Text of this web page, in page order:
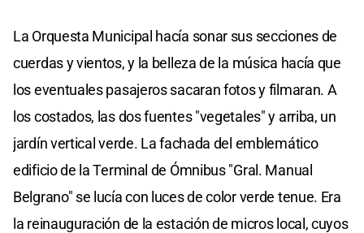
La Orquesta Municipal hacía sonar sus secciones de
cuerdas y vientos, y la belleza de la música hacía que
los eventuales pasajeros sacaran fotos y filmaran. A
los costados, las dos fuentes "vegetales" y arriba, un
jardín vertical verde. La fachada del emblemático
edificio de la Terminal de Ómnibus "Gral. Manual
Belgrano" se lucía con luces de color verde tenue. Era
la reinauguración de la estación de micros local, cuyos